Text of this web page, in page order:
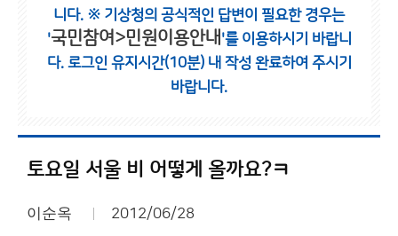
니다. ※ 기상청의 공식적인 답변이 필요한 경우는
'국민참여>민원이용안내 '를 이용하시기 바랍니
다. 로그인 유지시간(10분) 내 작성 완료하여 주시기
바랍니다.
토요일 서울 비 어떻게 올까요?ㅋ
이순옥 2012/06/28